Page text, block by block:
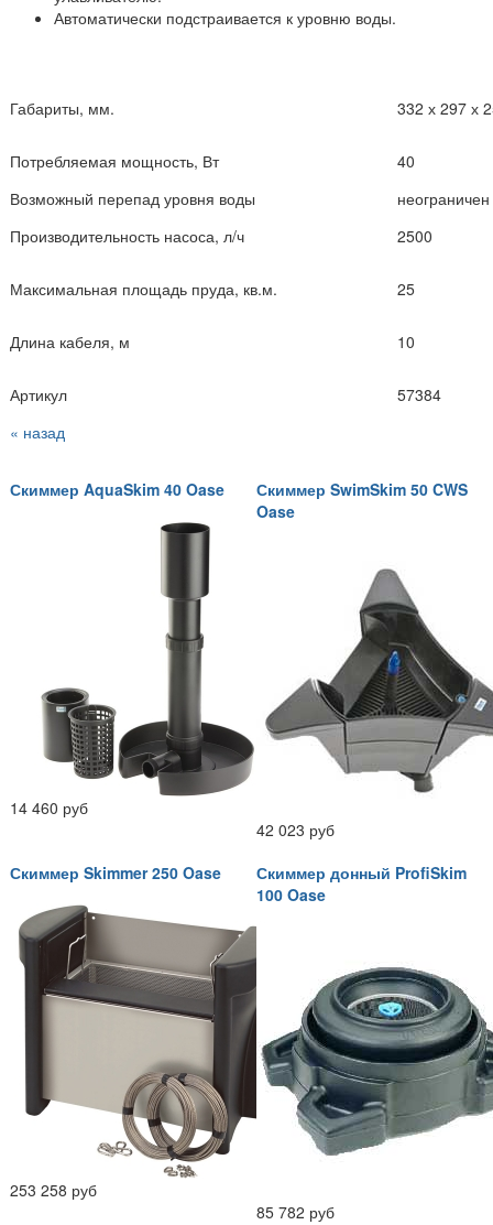
Автоматически подстраивается к уровню воды.
Габариты, мм. 332 х 297 х
Потребляемая мощность, Вт
40
Возможный перепад уровня воды
неограничен
Производительность насоса, л/ч
2500
Максимальная площадь пруда, кв.м. 25
Длина кабеля, м 10
Артикул
57384
« назад
Скиммер AquaSkim 40 Oase
14 460 руб
Скиммер SwimSkim 50 CWS
Oase
42 023 руб
Скиммер Skimmer 250 Oase
253 258 руб
Скиммер донный ProfiSkim
100 Oase
85 782 руб